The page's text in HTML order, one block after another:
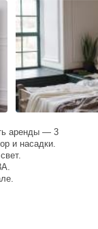
аренды — 3
и насадки.